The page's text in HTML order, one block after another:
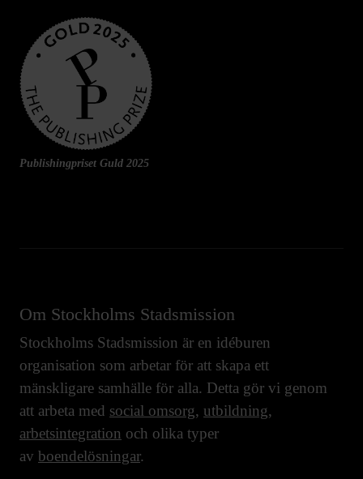
Publishingpriset Guld 2025
Om Stockholms Stadsmission
Stockholms Stadsmission är en idéburen
organisation som arbetar för att skapa ett
mänskligare samhälle för alla. Detta gör vi genom
att arbeta med social omsorg, utbildning,
arbetsintegration och olika typer
av boendelösningar.